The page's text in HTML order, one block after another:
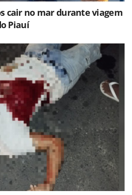
cair no mar durante viagem
Piauí